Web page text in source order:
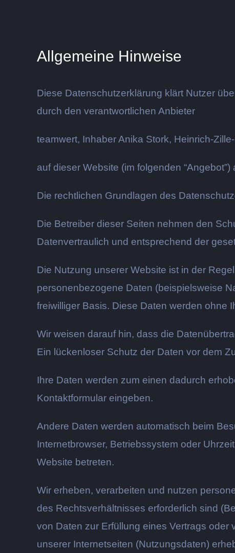
Allgemeine Hinweise
Diese Datenschutzerklärung klärt Nutzer
durch den verantwortlichen Anbieter
teamwert, Inhaber Anika Stork, Heinrich-
auf dieser Website (im folgenden “Angebot”)
Die rechtlichen Grundlagen des
Die Betreiber dieser Seiten nehmen den
Datenvertraulich und entsprechend der
Die Nutzung unserer Website ist in der
personenbezogene Daten (beispielsweise
freiwilliger Basis. Diese Daten werden ohne
Wir weisen darauf hin, dass die
Ein lückenloser Schutz der Daten vor dem
Ihre Daten werden zum einen dadurch
Kontaktformular eingeben.
Andere Daten werden automatisch beim
Internetbrowser, Betriebssystem oder
Website betreten.
Wir erheben, verarbeiten und nutzen
des Rechtsverhältnisses erforderlich sind
von Daten zur Erfüllung eines Vertrags
unserer Internetseiten (Nutzungsdaten)